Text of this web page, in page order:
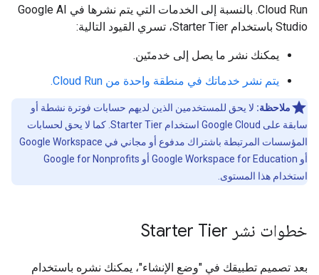
Cloud Run. بالنسبة إلى الخدمات التي يتم نشرها في Google AI
Studio باستخدام Starter Tier، تسري القيود التالية:
يمكنك نشر ما يصل إلى خدمتَين.
يتم نشر خدماتك في منطقة واحدة من Cloud Run.
ملاحظة: لا يحق للمستخدمين الذين لديهم حسابات فوترة نشطة أو
سابقة على Google Cloud استخدام Starter Tier. كما لا يحق لحسابات
المؤسسات المرتبطة باشتراك مدفوع أو مجاني في Google Workspace
أو Google Workspace for Education أو Google for Nonprofits
استخدام هذا المستوى.
خطوات نشر Starter Tier
بعد تصميم تطبيقك في "وضع الإنشاء"، يمكنك نشره باستخدام